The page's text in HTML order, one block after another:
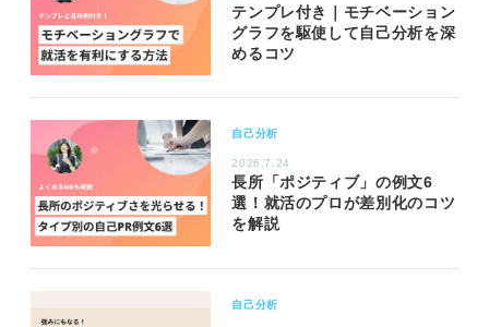
テンプレ付き｜モチベーション
グラフを駆使して自己分析を深
めるコツ
自己分析
2026.7.24
長所「ポジティブ」の例文6
選！就活のプロが差別化のコツ
を解説
自己分析